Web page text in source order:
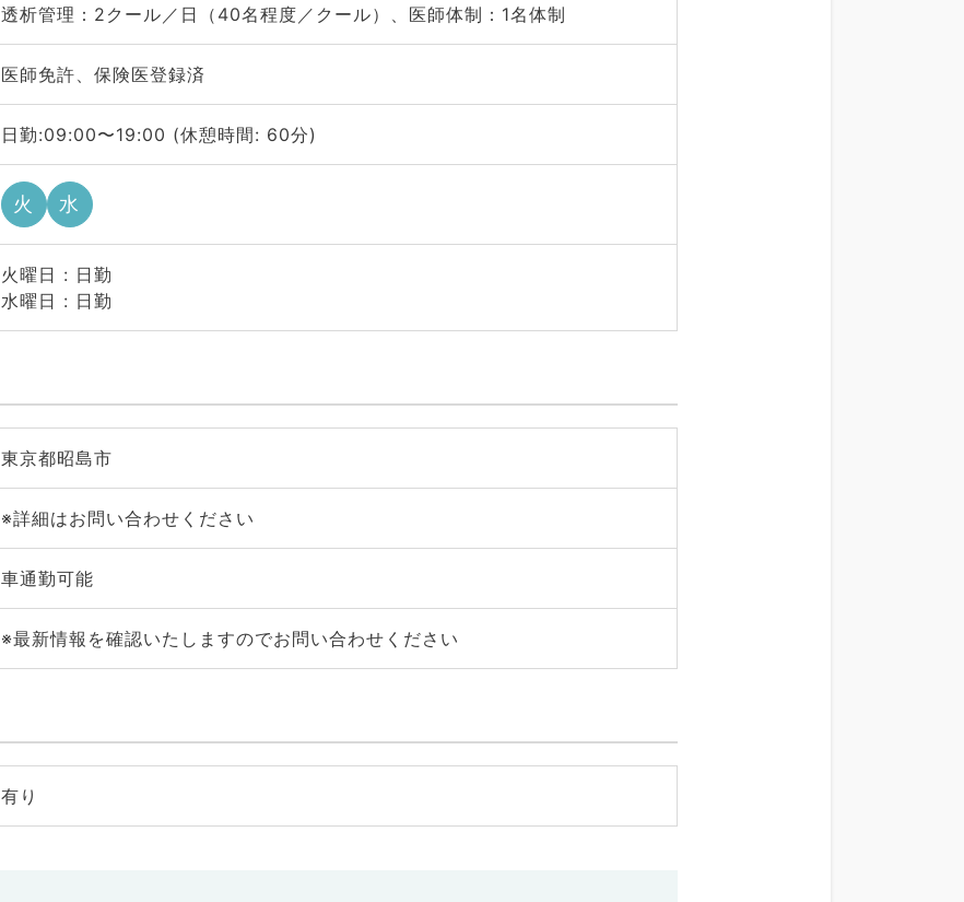
透析管理：2クール／日（40名程度／クール）、医師体制：1名体制
医師免許、保険医登録済
日勤:09:00〜19:00 (休憩時間: 60分)
火 水
火曜日 : 日勤
水曜日 : 日勤
東京都昭島市
※詳細はお問い合わせください
車通勤可能
※最新情報を確認いたしますのでお問い合わせください
有り